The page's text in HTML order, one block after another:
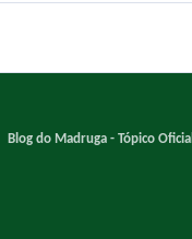
Blog do Madruga - Tópico Oficial